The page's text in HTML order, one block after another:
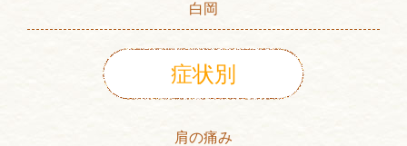
白岡
症状別
肩の痛み